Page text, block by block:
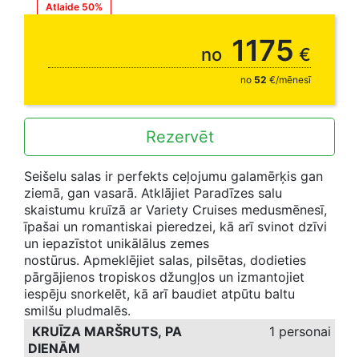
Atlaide 50%
no 1175 €
no 52 €/mēnesī
Rezervēt
Seišelu salas ir perfekts ceļojumu galamērķis gan
ziemā, gan vasarā. Atklājiet Paradīzes salu
skaistumu kruīzā ar Variety Cruises medusmēnesī,
īpašai un romantiskai pieredzei, kā arī svinot dzīvi
un iepazīstot unikālālus zemes
nostūrus. Apmeklējiet salas, pilsētas, dodieties
pārgājienos tropiskos džungļos un izmantojiet
iespēju snorkelēt, kā arī baudiet atpūtu baltu
smilšu pludmalēs.
KRUĪZA MARŠRUTS, PA
DIENĀM
1 personai